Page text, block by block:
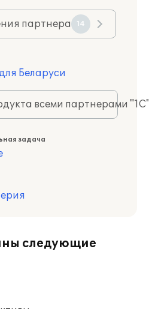
партнера 14
Беларуси
всеми партнерами
задача
следующие